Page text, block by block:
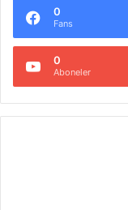
0
Fans
0
Aboneler